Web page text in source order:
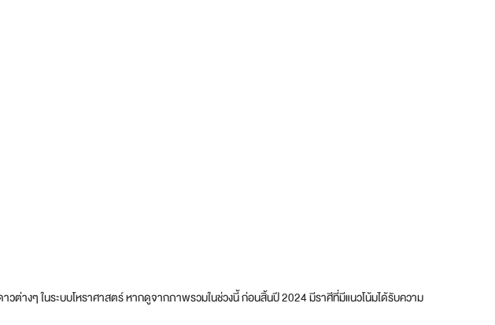
ต่างๆ ในระบบโหราศาสตร์ หากดูจากภาพรวมในช่วงนี้ ก่อนสิ้นปี 2024 มีราศีที่มีแนวโน้มได้รับความ